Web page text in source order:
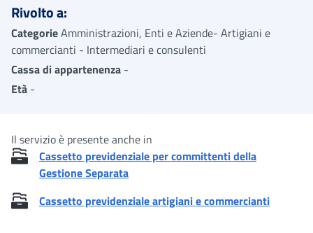
Rivolto a:
CategorieAmministrazioni, Enti e Aziende- Artigiani e
commercianti - Intermediari e consulenti
Cassa di appartenenza -
Età -
Il servizio è presente anche in
Cassetto previdenziale per committenti della
Gestione Separata
Cassetto previdenziale artigiani e commercianti